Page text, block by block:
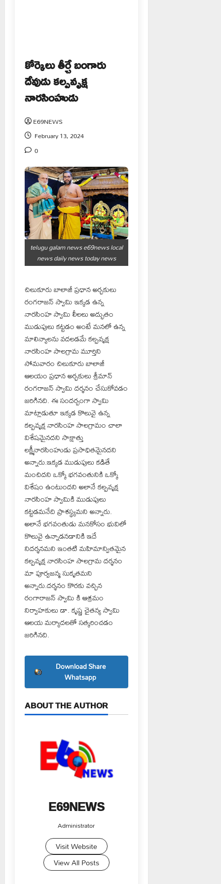
కోర్కెలు తీర్చే బంగారు
దేవుడు కల్పవృక్ష
నారసింహుడు
E69NEWS
February 13, 2024
0
telugu galam news e69news local
news daily news today news
చిలుకూరు బాలాజీ ప్రధాన అర్చకులు
రంగరాజన్ స్వామి ఇక్కడ ఉన్న
నారసింహ స్వామి లీలలు అద్భుతం
ముడుపులు కట్టడం అంటే మనలో ఉన్న
మాలిన్యాలను వదలడమే కల్పవృక్ష
నారసింహ సాలగ్రామ మూర్తిని
సోమవారం చిలుకూరు బాలాజీ
ఆలయం ప్రధాన అర్చకులు శ్రీమాన్
రంగరాజన్ స్వామి దర్శనం చేసుకోవడం
జరిగినది. ఈ సందర్బంగా స్వామి
మాట్లాడుతూ ఇక్కడ కొలువై ఉన్న
కల్పవృక్ష నారసింహ సాలగ్రామం చాలా
విశేషమైనదని సాక్షాత్తు
లక్ష్మీనారసింహుడు ప్రసాధితమైనదని
అన్నారు.ఇక్కడ ముడుపులు కడితే
మంచిదని ఒక్కో భగవంతునికి ఒక్కో
విశేషం ఉంటుందని అలానే కల్పవృక్ష
నారసింహ స్వామికి ముడుపులు
కట్టడమనేది ప్రాశస్థ్యమని అన్నారు.
అలానే భగవంతుడు మనకోసం భువిలో
కొలువై ఉన్నాడనడానికి ఇదే
నిదర్శనమని ఇంతటి మహిమాన్వితమైన
కల్పవృక్ష నారసింహ సాలగ్రామ దర్శనం
మా పూర్వజన్మ సుకృతమని
అన్నారు.దర్శనం కొరకు వచ్చిన
రంగారాజన్ స్వామి కి ఆశ్రమం
నిర్వాహకులు డా. కృష్ణ చైతన్య స్వామి
ఆలయ మర్యాదలతో సత్కరించడం
జరిగినది.
Download Share
Whatsapp
ABOUT THE AUTHOR
E69NEWS
Administrator
Visit Website
View All Posts